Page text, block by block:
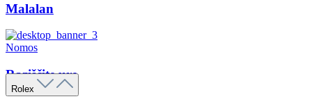
Malalan
Nomos
Raziščite ure
Rolex